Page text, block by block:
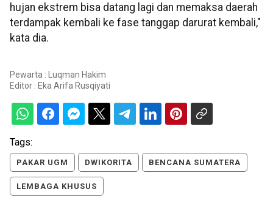
hujan ekstrem bisa datang lagi dan memaksa daerah
terdampak kembali ke fase tanggap darurat kembali,"
kata dia.
Pewarta : Luqman Hakim
Editor : Eka Arifa Rusqiyati
Tags:
PAKAR UGM DWIKORITA BENCANA SUMATERA
LEMBAGA KHUSUS